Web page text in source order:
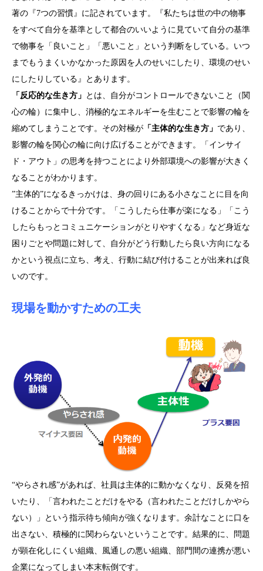
著の『7つの習慣』に記されています。『私たちは世の中の物事
をすべて自分を基準として都合のいいように見ていて自分の基準
で物事を「良いこと」「悪いこと」という判断をしている。いつ
までもうまくいかなかった原因を人のせいにしたり、環境のせい
にしたりしている』とあります。
「反応的な生き方」 とは、自分がコントロールできないこと（関
心の輪）に集中し、消極的なエネルギーを生むことで影響の輪を
縮めてしまうことです。その対極が 「主体的な生き方」 であり、
影響の輪を関心の輪に向け広げることができます。「インサイ
ド・アウト」の思考を持つことにより外部環境への影響が大きく
なることがわかります。
”主体的”になるきっかけは、身の回りにある小さなことに目を向
けることからで十分です。「こうしたら仕事が楽になる」「こう
したらもっとコミュニケーションがとりやすくなる」など身近な
困りごとや問題に対して、自分がどう行動したら良い方向になる
かという視点に立ち、考え、行動に結び付けることが出来れば良
いのです。
現場を動かすための工夫
“やらされ感”があれば、社員は主体的に動かなくなり、反発を招
いたり、「言われたことだけをやる（言われたことだけしかやら
ない）」という指示待ち傾向が強くなります。余計なことに口を
出さない、積極的に関わらないということです。結果的に、問題
が顕在化しにくい組織、風通しの悪い組織、部門間の連携が悪い
企業になってしまい本末転倒です。